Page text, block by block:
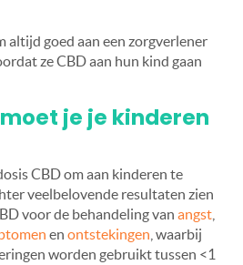
altijd goed aan een zorgverlener
ze CBD aan hun kind gaan
moet je je kinderen
CBD om aan kinderen te
veelbelovende resultaten zien
voor de behandeling van angst
en ontstekingen , waarbij
worden gebruikt tussen <1